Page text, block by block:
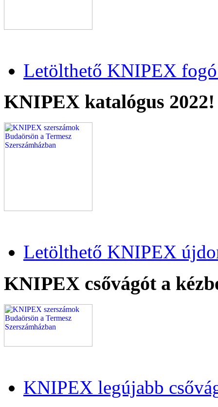
Letölthető KNIPEX fogó
KNIPEX katalógus 2022!
Letölthető KNIPEX
KNIPEX csővágót a
KNIPEX legújabb